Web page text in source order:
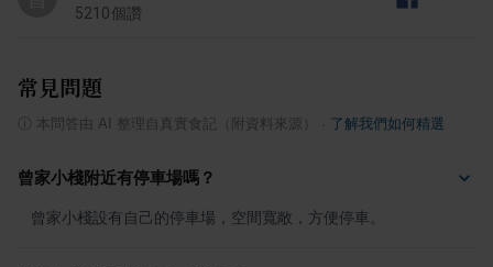
5210個讚
常見問題
本問答由 AI 整理自真實食記（附資料來源） 了解我們如何精選
曾家小棧附近有停車場嗎？
曾家小棧設有自己的停車場，空間寬敞，方便停車。